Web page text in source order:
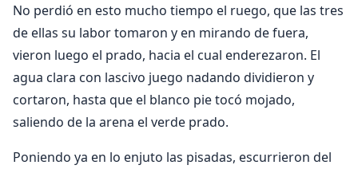
No perdió en esto mucho tiempo el ruego, que las tres
de ellas su labor tomaron y en mirando de fuera,
vieron luego el prado, hacia el cual enderezaron. El
agua clara con lascivo juego nadando dividieron y
cortaron, hasta que el blanco pie tocó mojado,
saliendo de la arena el verde prado.
Poniendo ya en lo enjuto las pisadas, escurrieron del